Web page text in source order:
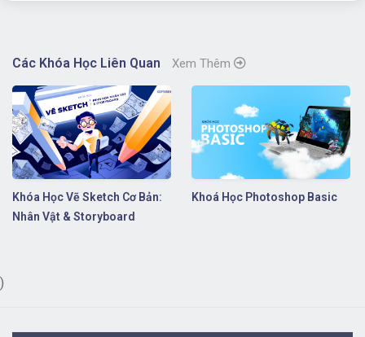
Các Khóa Học Liên Quan Xem Thêm
Khóa Học Vẽ Sketch Cơ Bản:
Nhân Vật & Storyboard
Khoá Học Photoshop Basic
)